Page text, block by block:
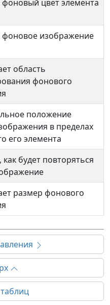
цвет элемента
фоновое изображение
область
фонового
положение
в пределах
его элемента
будет повторяться
размер фонового